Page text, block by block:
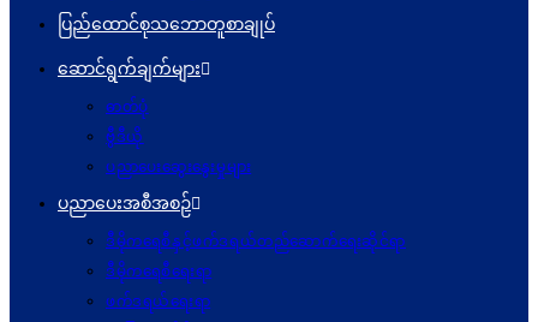
ပြည်ထောင်စုသဘောတူစာချုပ်
ဆောင်ရွက်ချက်များ
ဓာတ်ပုံ
ဗွီဒီယို
ပညာပေးဆွေးနွေးမှုများ
ပညာပေးအစီအစဉ်
ဒီမိုကရေစီနှင့်ဖက်ဒရယ်တည်ဆောက်ရေးဆိုင်ရာ
ဒီမိုကရေစီရေးရာ
ဖက်ဒရယ်ရေးရာ